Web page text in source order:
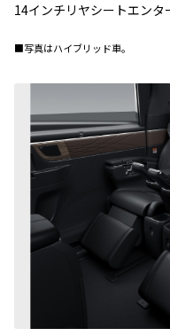
14インチリヤシートエン
■写真はハイブリッド車。